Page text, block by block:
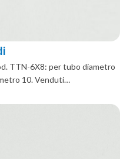
TTN-6X8: per tubo diametro
10. Venduti…